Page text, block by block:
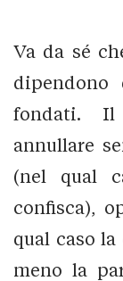
Va da sé
dipendono
fondati. Il
annullare
(nel qual
confisca),
qual caso
meno la